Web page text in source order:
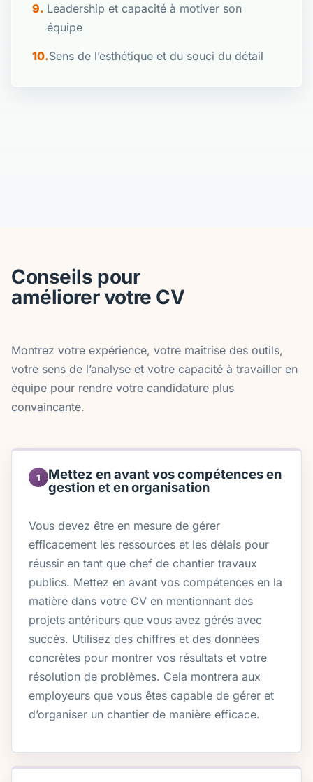
Leadership et capacité à motiver son
équipe
Sens de l’esthétique et du souci du détail
Conseils pour
améliorer votre CV
Montrez votre expérience, votre maîtrise des outils,
votre sens de l’analyse et votre capacité à travailler en
équipe pour rendre votre candidature plus
convaincante.
1
Mettez en avant vos compétences en
gestion et en organisation
Vous devez être en mesure de gérer
efficacement les ressources et les délais pour
réussir en tant que chef de chantier travaux
publics. Mettez en avant vos compétences en la
matière dans votre CV en mentionnant des
projets antérieurs que vous avez gérés avec
succès. Utilisez des chiffres et des données
concrètes pour montrer vos résultats et votre
résolution de problèmes. Cela montrera aux
employeurs que vous êtes capable de gérer et
d’organiser un chantier de manière efficace.